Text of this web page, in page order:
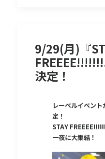
9/29(月)『
決定！
レーベルイベン
定！
STAY
一夜に大集結！